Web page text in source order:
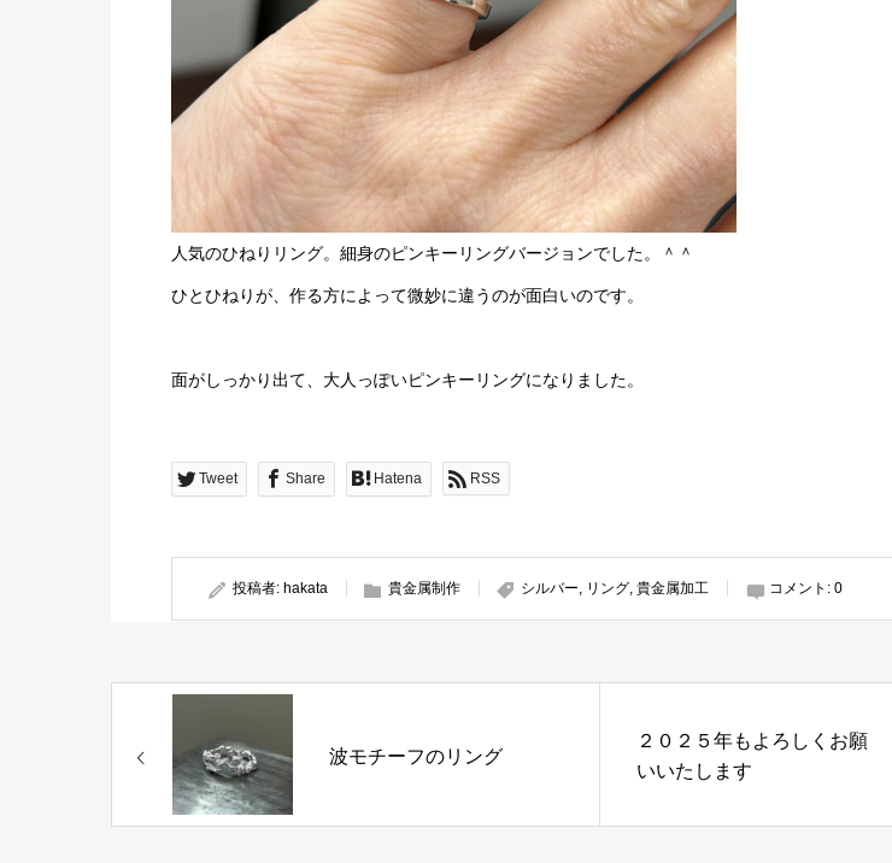
人気のひねりリング。細身のピンキーリングバージョンでした。＾＾
ひとひねりが、作る方によって微妙に違うのが面白いのです。
面がしっかり出て、大人っぽいピンキーリングになりました。
Tweet Share Hatena RSS
投稿者: hakata 貴金属制作 シルバー, リング, 貴金属加工 コメント: 0
波モチーフのリング
２０２５年もよろしくお願
いいたします